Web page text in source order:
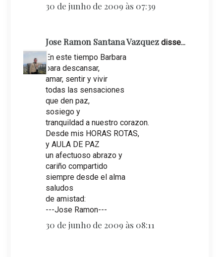
30 de junho de 2009 às 07:39
Jose Ramon Santana Vazquezdisse...
En este tiempo Barbara
para descansar,
amar, sentir y vivir
todas las sensaciones
que den paz,
sosiego y
tranquildad a nuestro corazon.
Desde mis HORAS ROTAS,
y AULA DE PAZ
un afectuoso abrazo y
cariño compartido
siempre desde el alma
saludos
de amistad:
---Jose Ramon---
30 de junho de 2009 às 08:11